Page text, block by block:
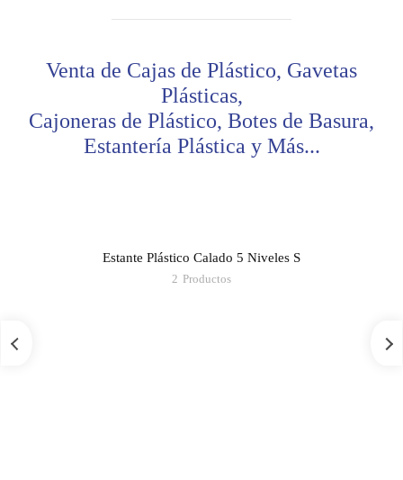
Venta de Cajas de Plástico, Gavetas
Plásticas,
Cajoneras de Plástico, Botes de Basura,
Estantería Plástica y Más...
Estante Plástico Calado 5 Niveles S
2 Productos